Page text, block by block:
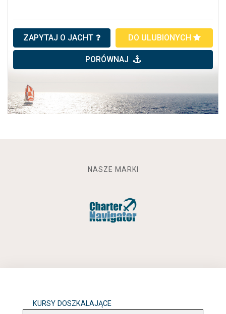
ZAPYTAJ O JACHT DO ULUBIONYCH
PORÓWNAJ
NASZE MARKI
KURSY DOSZKALAJĄCE